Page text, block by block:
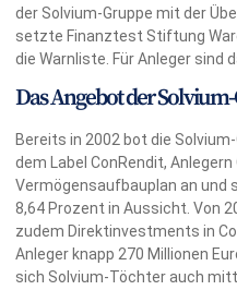
der Solvium-Gruppe mit der
setzte Finanztest Stiftung
die Warnliste. Für Anleger sind
Das Angebot der
Bereits in 2002 bot die
dem Label ConRendit,
Vermögensaufbauplan an und
8,64 Prozent in Aussicht. Von
zudem Direktinvestments in
Anleger knapp 270 Millionen
sich Solvium-Töchter auch